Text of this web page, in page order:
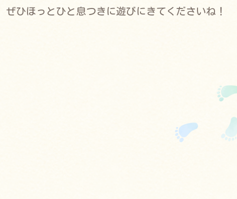
ぜひほっとひと息つきに遊びにきてくださいね！